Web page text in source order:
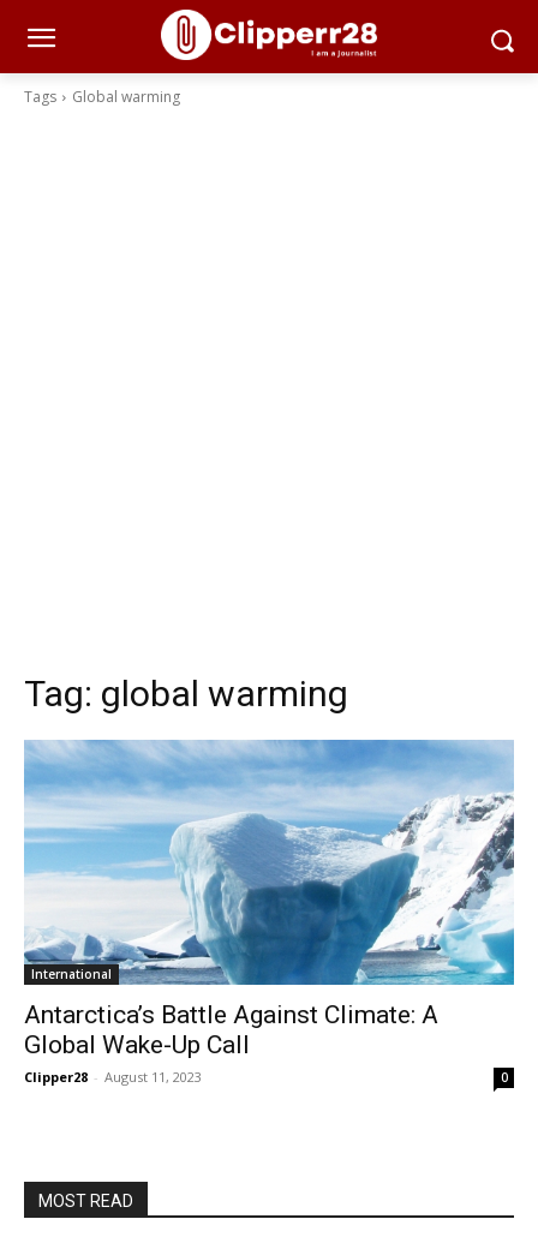
Tags Global warming
Tag: global warming
International
Antarctica’s Battle Against Climate: A
Global Wake-Up Call
Clipper28 - August 11, 2023 0
MOST READ